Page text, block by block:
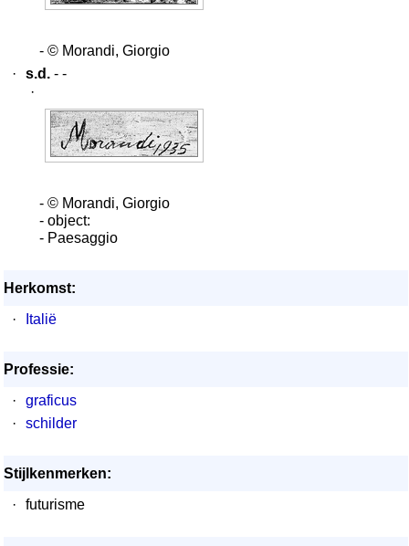
- © Morandi, Giorgio
·
s.d. - -
·
- © Morandi, Giorgio
- object:
- Paesaggio
Herkomst:
·
Italië
Professie:
·
graficus
·
schilder
Stijlkenmerken:
·
futurisme